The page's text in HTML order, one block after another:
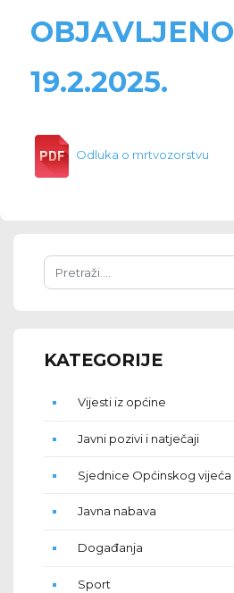
OBJAVLJENO
19.2.2025.
Odluka o mrtvozorstvu
KATEGORIJE
Vijesti iz općine
Javni pozivi i natječaji
Sjednice Općinskog vijeća
Javna nabava
Događanja
Sport